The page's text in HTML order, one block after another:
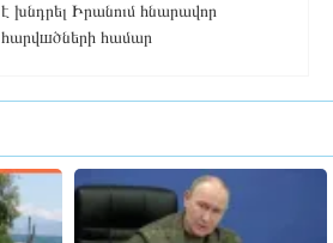
է խնդրել Իրանում հնարավոր
հարվшծների համար